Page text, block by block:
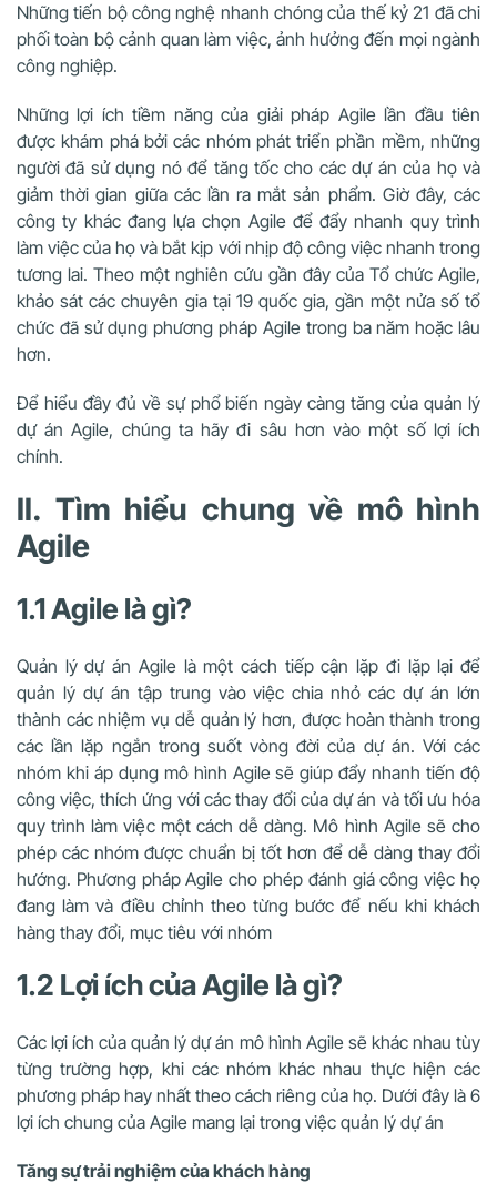
Những tiến bộ công nghệ nhanh chóng của thế kỷ 21 đã chi
phối toàn bộ cảnh quan làm việc, ảnh hưởng đến mọi ngành
công nghiệp.
Những lợi ích tiềm năng của giải pháp Agile lần đầu tiên
được khám phá bởi các nhóm phát triển phần mềm, những
người đã sử dụng nó để tăng tốc cho các dự án của họ và
giảm thời gian giữa các lần ra mắt sản phẩm. Giờ đây, các
công ty khác đang lựa chọn Agile để đẩy nhanh quy trình
làm việc của họ và bắt kịp với nhịp độ công việc nhanh trong
tương lai. Theo một nghiên cứu gần đây của Tổ chức Agile,
khảo sát các chuyên gia tại 19 quốc gia, gần một nửa số tổ
chức đã sử dụng phương pháp Agile trong ba năm hoặc lâu
hơn.
Để hiểu đầy đủ về sự phổ biến ngày càng tăng của quản lý
dự án Agile, chúng ta hãy đi sâu hơn vào một số lợi ích
chính.
II. Tìm hiểu chung về mô hình
Agile
1.1 Agile là gì?
Quản lý dự án Agile là một cách tiếp cận lặp đi lặp lại để
quản lý dự án tập trung vào việc chia nhỏ các dự án lớn
thành các nhiệm vụ dễ quản lý hơn, được hoàn thành trong
các lần lặp ngắn trong suốt vòng đời của dự án. Với các
nhóm khi áp dụng mô hình Agile sẽ giúp đẩy nhanh tiến độ
công việc, thích ứng với các thay đổi của dự án và tối ưu hóa
quy trình làm việc một cách dễ dàng. Mô hình Agile sẽ cho
phép các nhóm được chuẩn bị tốt hơn để dễ dàng thay đổi
hướng. Phương pháp Agile cho phép đánh giá công việc họ
đang làm và điều chỉnh theo từng bước để nếu khi khách
hàng thay đổi, mục tiêu với nhóm
1.2 Lợi ích của Agile là gì?
Các lợi ích của quản lý dự án mô hình Agile sẽ khác nhau tùy
từng trường hợp, khi các nhóm khác nhau thực hiện các
phương pháp hay nhất theo cách riêng của họ. Dưới đây là 6
lợi ích chung của Agile mang lại trong việc quản lý dự án
Tăng sự trải nghiệm của khách hàng